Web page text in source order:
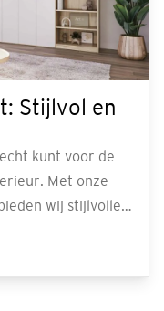
Stijlvol en
kunt voor de
Met onze
wij stijlvolle
een
onze Decokay
ons uitgebreide